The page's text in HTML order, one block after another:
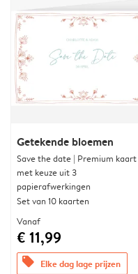
Getekende bloemen
Save the date | Premium kaart
met keuze uit 3
papierafwerkingen
Set van 10 kaarten
Vanaf
€ 11,99
offers Elke dag lage prijzen